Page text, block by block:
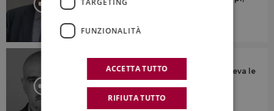
L'APPROFONDIMENTO
“Ascoltava tutti, parlava a tutti, e vedeva le
cose proiettate nel futuro, prima di
FUNZIONALITÀ
ACCETTA TUTTO
RIFIUTA TUTTO